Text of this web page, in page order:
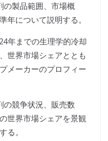
の製品範囲、市場概
年について説明する。
年までの生理学的冷却
世界市場シェアととも
メーカーのプロフィー
の競争状況、販売数
世界市場シェアを景観
る。